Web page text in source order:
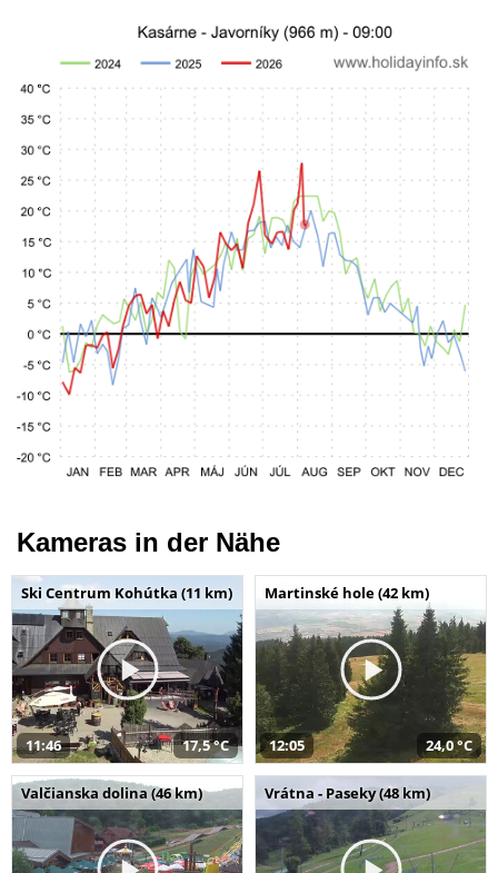
Kameras in der Nähe
Ski Centrum Kohútka (11 km)
11:46 17,5 °C
Martinské hole (42 km)
12:05 24,0 °C
Valčianska dolina (46 km) Vrátna - Paseky (48 km)